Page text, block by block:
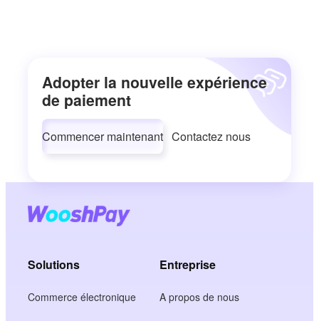
Adopter la nouvelle expérience
de paiement
Commencer maintenant Contactez nous
Solutions
Commerce électronique
Entreprise
A propos de nous